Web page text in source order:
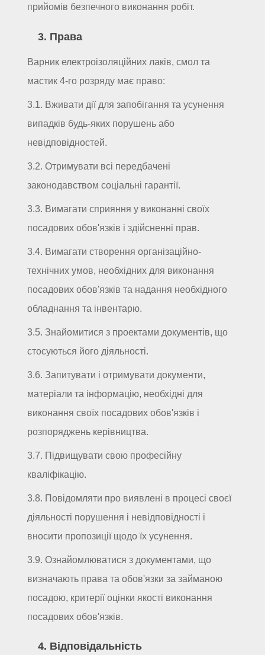
прийомів безпечного виконання робіт.
3. Права
Варник електроізоляційних лаків, смол та
мастик 4-го розряду має право:
3.1. Вживати дії для запобігання та усунення
випадків будь-яких порушень або
невідповідностей.
3.2. Отримувати всі передбачені
законодавством соціальні гарантії.
3.3. Вимагати сприяння у виконанні своїх
посадових обов'язків і здійсненні прав.
3.4. Вимагати створення організаційно-
технічних умов, необхідних для виконання
посадових обов'язків та надання необхідного
обладнання та інвентарю.
3.5. Знайомитися з проектами документів, що
стосуються його діяльності.
3.6. Запитувати і отримувати документи,
матеріали та інформацію, необхідні для
виконання своїх посадових обов'язків і
розпоряджень керівництва.
3.7. Підвищувати свою професійну
кваліфікацію.
3.8. Повідомляти про виявлені в процесі своєї
діяльності порушення і невідповідності і
вносити пропозиції щодо їх усунення.
3.9. Ознайомлюватися з документами, що
визначають права та обов'язки за займаною
посадою, критерії оцінки якості виконання
посадових обов'язків.
4. Відповідальність